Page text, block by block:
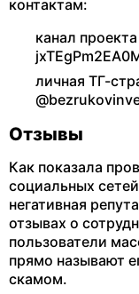
контактам:
канал
личная ТГ-
Отзывы
Как показала
социальных
негативная
отзывах о
пользователи
прямо называют
скамом.